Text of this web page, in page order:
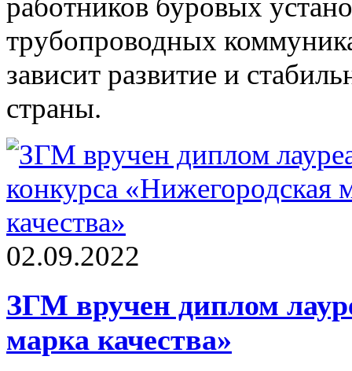
работников буровых
трубопроводных
зависит развитие и
страны.
02.09.2022
ЗГМ вручен диплом
марка качества»